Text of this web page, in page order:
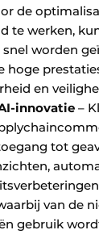
de
te werken,
worden
hoge
en
innovatie –
tot
van de
gebruik